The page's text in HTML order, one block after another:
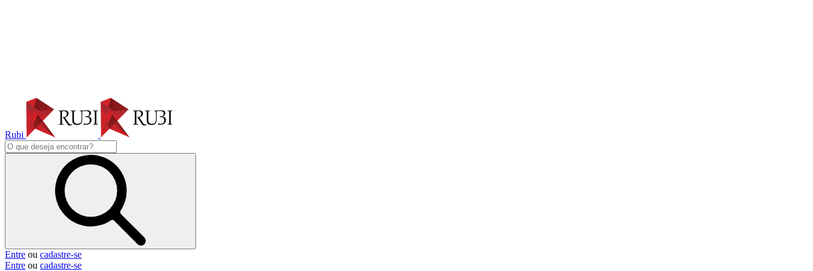
Rubi
Entre ou cadastre-se
Entre ou cadastre-se